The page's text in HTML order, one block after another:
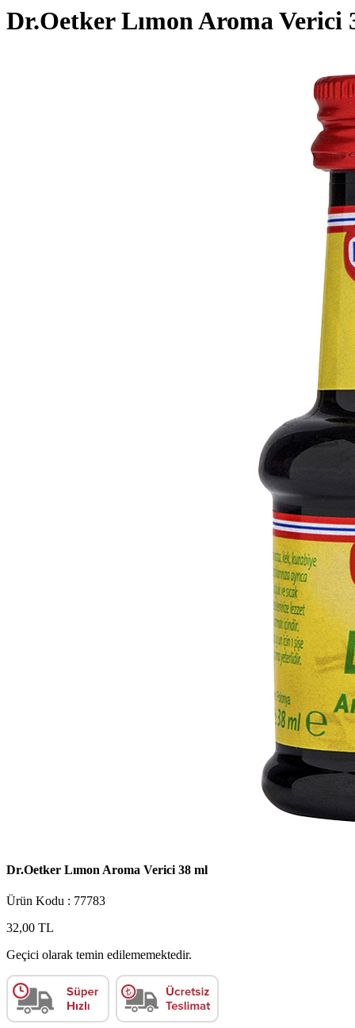
Dr.Oetker Lımon Aroma Verici
Dr.Oetker Lımon Aroma Verici 38 ml
Ürün Kodu : 77783
32,00 TL
Geçici olarak temin edilememektedir.